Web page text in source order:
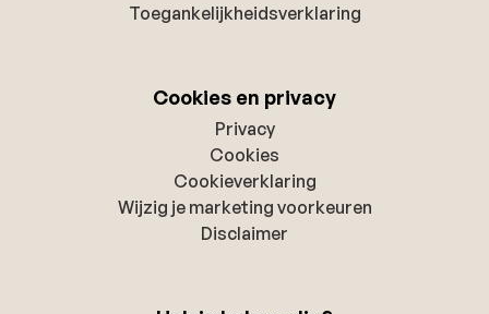
Toegankelijkheidsverklaring
Cookies en privacy
Privacy
Cookies
Cookieverklaring
Wijzig je marketing voorkeuren
Disclaimer